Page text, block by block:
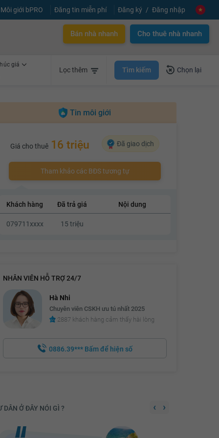
giới bPRO Đăng tin miễn phí Đăng ký Đăng nhập
Bán nhà nhanh Cho thuê nhà nhanh
giá
Lọc thêm Tìm kiếm Chọn lại
Tin môi giới
Giá cho thuê 16 triệu Đã giao dịch
Tham khảo các BĐS tương tự
Khách hàng Đã trả giá Nội dung
079711xxxx 15 triệu
NHÂN VIÊN HỖ TRỢ 24/7
Hà Nhi
Chuyên viên CSKH ưu tú nhất 2025
2887 khách hàng cảm thấy hài lòng
0886.39*** Bấm để hiện số
DÂN Ở ĐÂY NÓI GÌ ? ‹ ›